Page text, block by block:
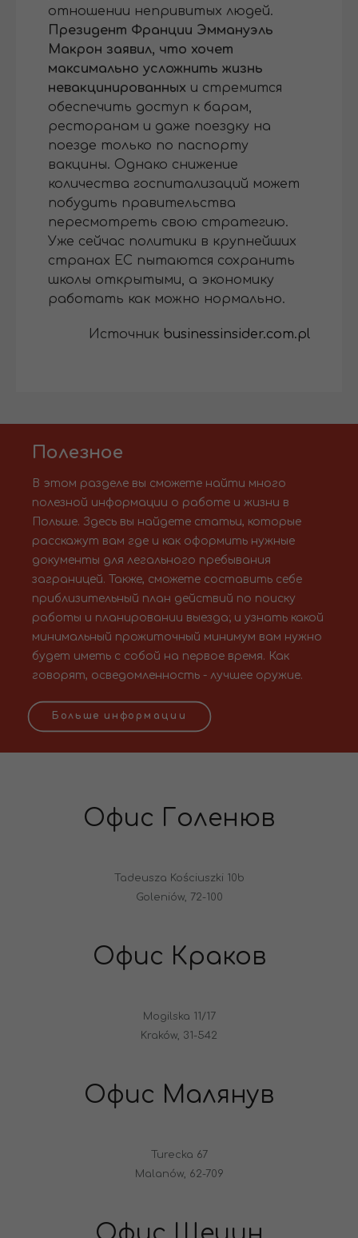
отношении непривитых людей.
Президент Франции Эммануэль
Макрон заявил, что хочет
максимально усложнить жизнь
невакцинированных и стремится
обеспечить доступ к барам,
ресторанам и даже поездку на
поезде только по паспорту
вакцины. Однако снижение
количества госпитализаций может
побудить правительства
пересмотреть свою стратегию.
Уже сейчас политики в крупнейших
странах ЕС пытаются сохранить
школы открытыми, а экономику
работать как можно нормально.
Источник businessinsider.com.pl
Полезное
В этом разделе вы сможете найти много
полезной информации о работе и жизни в
Польше. Здесь вы найдете статьи, которые
расскажут вам где и как оформить нужные
документы для легального пребывания
заграницей. Также, сможете составить себе
приблизительный план действий по поиску
работы и планировании выезда; и узнать какой
минимальный прожиточный минимум вам нужно
будет иметь с собой на первое время. Как
говорят, осведомленность - лучшее оружие.
Больше информации
Офис Голенюв
Tadeusza Kościuszki 10b
Goleniów, 72-100
Офис Краков
Mogilska 11/17
Kraków, 31-542
Офис Малянув
Turecka 67
Malanów, 62-709